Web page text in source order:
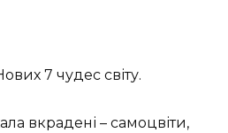
7 чудес світу.
вкрадені – самоцвіти,